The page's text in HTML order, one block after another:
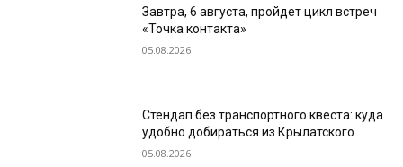
Завтра, 6 августа, пройдет цикл встреч
«Точка контакта»
05.08.2026
Стендап без транспортного квеста: куда
удобно добираться из Крылатского
05.08.2026